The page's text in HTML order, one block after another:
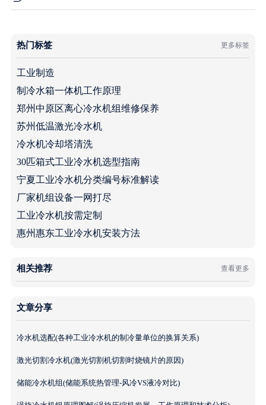
热门标签 更多标签
工业制造
制冷水箱一体机工作原理
郑州中原区离心冷水机组维修保养
苏州低温激光冷水机
冷水机冷却塔清洗
30匹箱式工业冷水机选型指南
宁夏工业冷水机分类编号标准解读
厂家机组设备一网打尽
工业冷水机按需定制
惠州惠东工业冷水机安装方法
相关推荐 查看更多
文章分享
冷水机选配(各种工业冷水机的制冷量单位的换算关系)
激光切割冷水机(激光切割机切割时烧镜片的原因)
储能冷水机组(储能系统热管理-风冷VS液冷对比)